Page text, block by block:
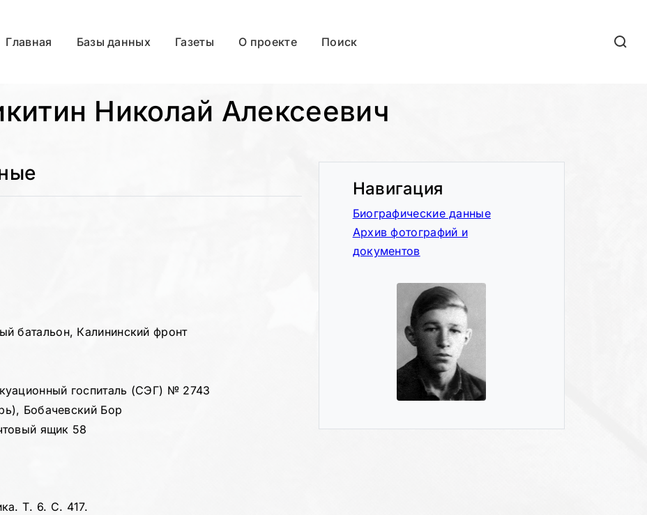
Главная Базы данных Газеты О проекте Поиск
Николай Алексеевич
батальон, Калининский фронт
госпиталь (СЭГ) № 2743
Бобачевский Бор
ящик 58
Т. 6. С. 417.
Навигация
Биографические данные
Архив фотографий и
документов